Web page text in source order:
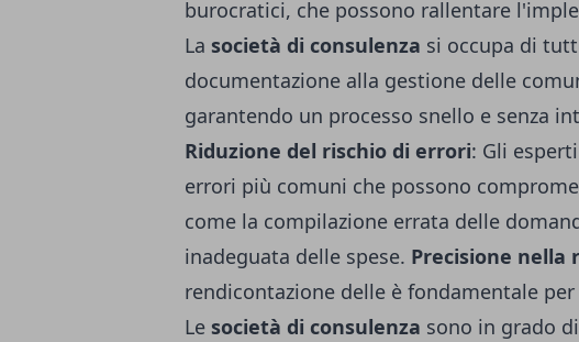
burocratici, che possono rallentare
La società di consulenza si occupa di
documentazione alla gestione delle
garantendo un processo snello e senza
Riduzione del rischio di errori: Gli
errori più comuni che possono
come la compilazione errata delle
inadeguata delle spese. Precisione nella
rendicontazione delle è fondamentale
Le società di consulenza sono in grado